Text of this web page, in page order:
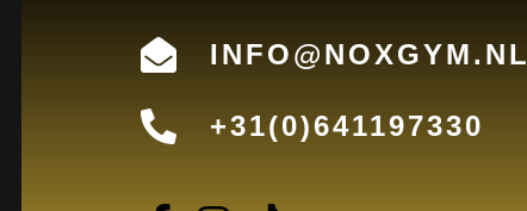
INFO@NOXGYM.NL
+31(0)641197330